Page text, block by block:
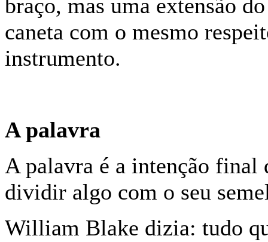
braço, mas uma extensão
caneta com o mesmo
instrumento.
A palavra
A palavra é a intenção final
dividir algo com o seu
William Blake dizia: tudo